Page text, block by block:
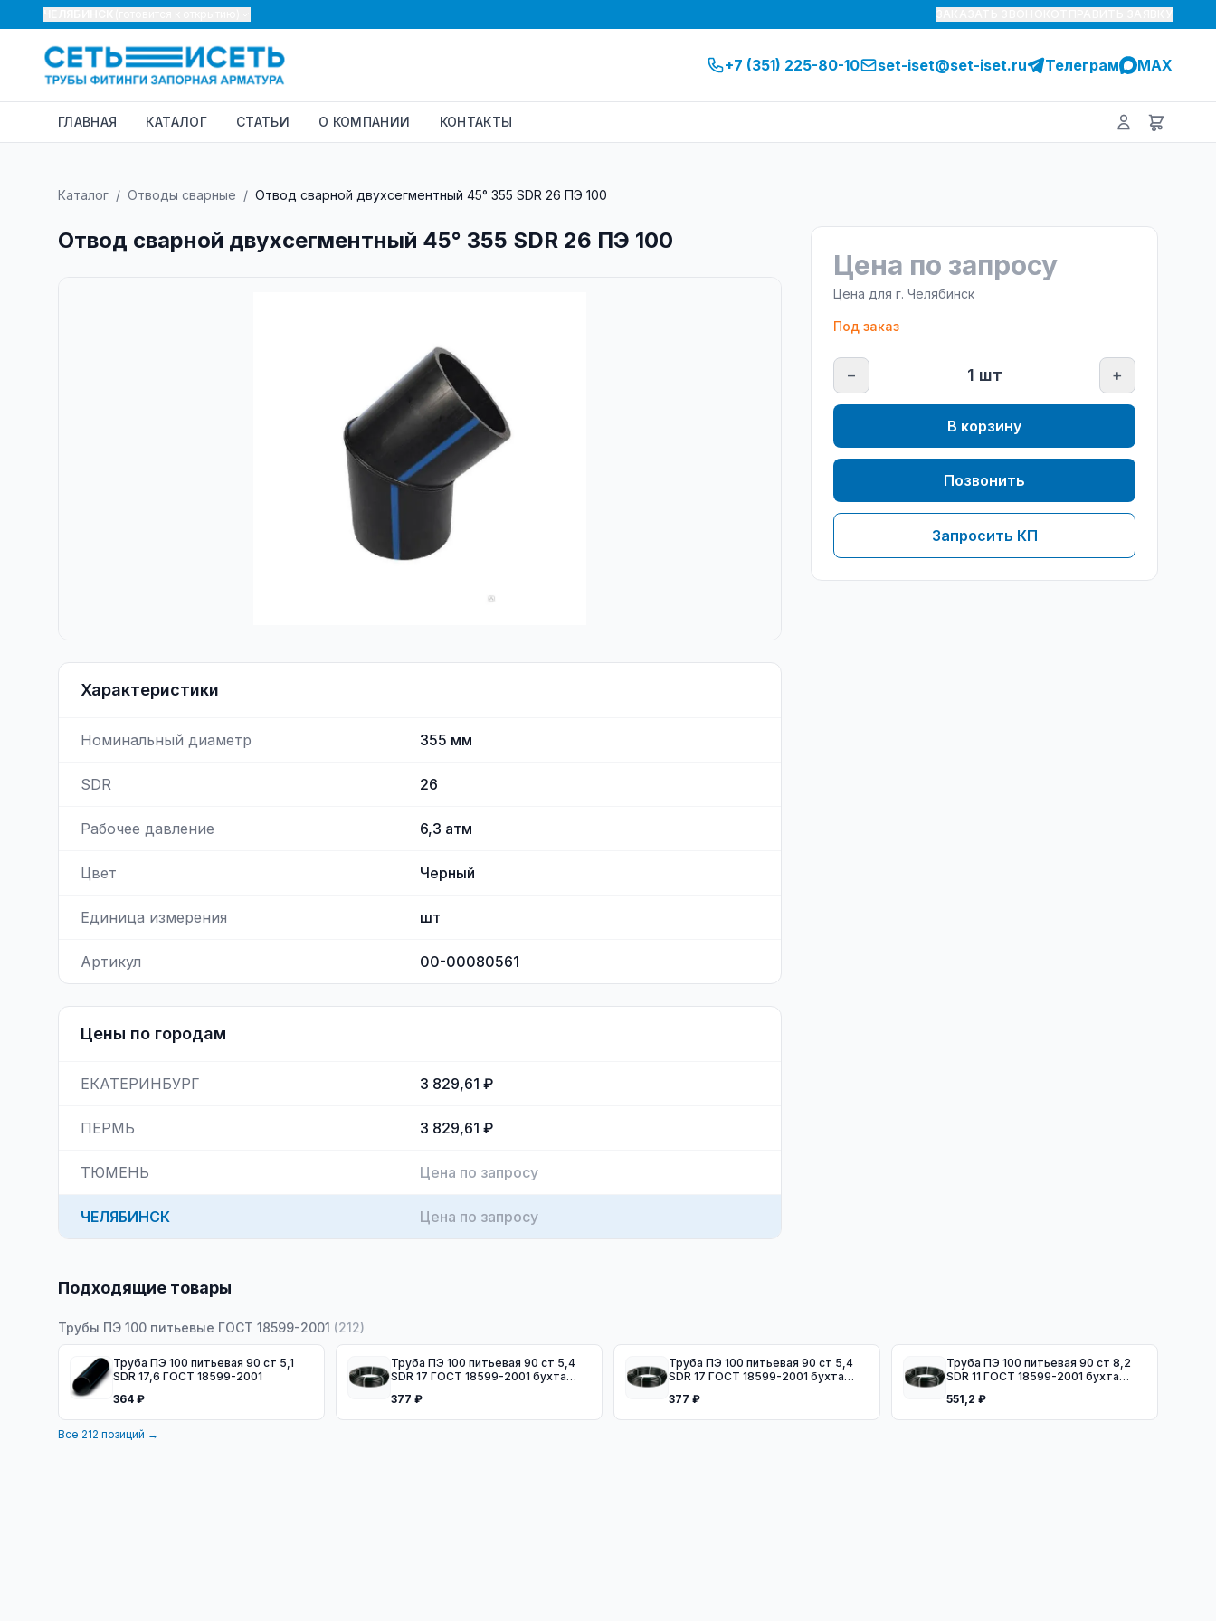
+7 (351) 225-80-10 set-iset@set-iset.ru Телеграм MAX
ГЛАВНАЯ КАТАЛОГ СТАТЬИ О КОМПАНИИ КОНТАКТЫ
Каталог / Отводы сварные / Отвод сварной двухсегментный 45° 355 SDR 26 ПЭ 100
Отвод сварной двухсегментный 45° 355 SDR 26 ПЭ 100
Характеристики
Номинальный диаметр 355 мм
SDR 26
Рабочее давление 6,3 атм
Цвет Черный
Единица измерения шт
Артикул 00-00080561
Цены по городам
ЕКАТЕРИНБУРГ 3 829,61 ₽
ПЕРМЬ 3 829,61 ₽
ТЮМЕНЬ Цена по запросу
ЧЕЛЯБИНСК Цена по запросу
Цена по запросу
Цена для г. Челябинск
Под заказ
− 1 шт +
В корзину
Позвонить
Запросить КП
Подходящие товары
Трубы ПЭ 100 питьевые ГОСТ 18599-2001 (212)
Труба ПЭ 100 питьевая 90 ст 5,1
SDR 17,6 ГОСТ 18599-2001
364 ₽
Труба ПЭ 100 питьевая 90 ст 5,4
SDR 17 ГОСТ 18599-2001 бухта
377 ₽
Труба ПЭ 100 питьевая 90 ст 5,4
SDR 17 ГОСТ 18599-2001 бухта
377 ₽
Труба ПЭ 100 питьевая 90 ст 8,2
SDR 11 ГОСТ 18599-2001 бухта
551,2 ₽
Все 212 позиций →